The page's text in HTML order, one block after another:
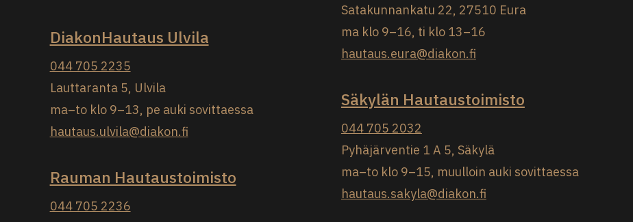
DiakonHautaus Ulvila
044 705 2235
Lauttaranta 5, Ulvila
ma–to klo 9–13, pe auki sovittaessa
hautaus.ulvila@diakon.fi
Rauman Hautaustoimisto
044 705 2236
Satakunnankatu 22, 27510 Eura
ma klo 9–16, ti klo 13–16
hautaus.eura@diakon.fi
Säkylän Hautaustoimisto
044 705 2032
Pyhäjärventie 1 A 5, Säkylä
ma–to klo 9–15, muulloin auki sovittaessa
hautaus.sakyla@diakon.fi